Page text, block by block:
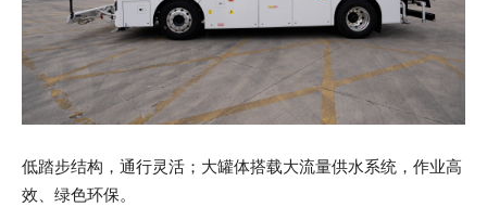
低踏步结构，通行灵活；大罐体搭载大流量供水系统，作业高
效、绿色环保。